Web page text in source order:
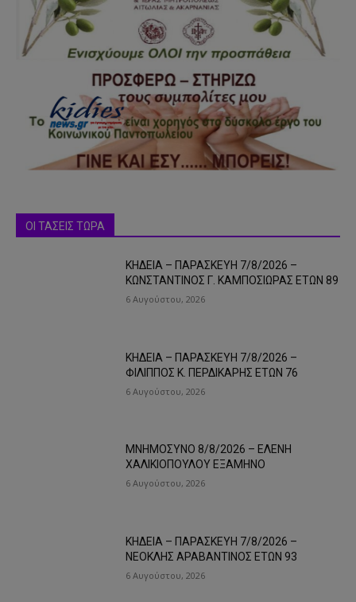
ΟΙ ΤΑΣΕΙΣ ΤΩΡΑ
ΚΗΔΕΙΑ – ΠΑΡΑΣΚΕΥΗ 7/8/2026 –
ΚΩΝΣΤΑΝΤΙΝΟΣ Γ. ΚΑΜΠΟΣΙΩΡΑΣ ΕΤΩΝ 89
6 Αυγούστου, 2026
ΚΗΔΕΙΑ – ΠΑΡΑΣΚΕΥΗ 7/8/2026 –
ΦΙΛΙΠΠΟΣ Κ. ΠΕΡΔΙΚΑΡΗΣ ΕΤΩΝ 76
6 Αυγούστου, 2026
ΜΝΗΜΟΣΥΝΟ 8/8/2026 – ΕΛΕΝΗ
ΧΑΛΙΚΙΟΠΟΥΛΟΥ ΕΞΑΜΗΝΟ
6 Αυγούστου, 2026
ΚΗΔΕΙΑ – ΠΑΡΑΣΚΕΥΗ 7/8/2026 –
ΝΕΟΚΛΗΣ ΑΡΑΒΑΝΤΙΝΟΣ ΕΤΩΝ 93
6 Αυγούστου, 2026